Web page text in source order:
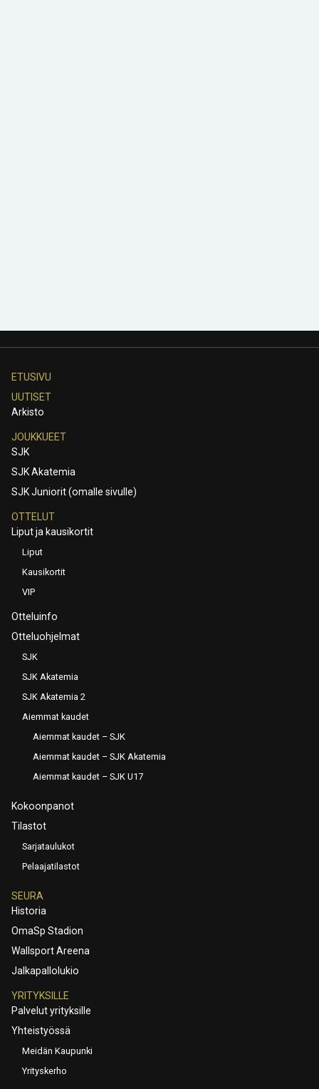
ETUSIVU
UUTISET
Arkisto
JOUKKUEET
SJK
SJK Akatemia
SJK Juniorit (omalle sivulle)
OTTELUT
Liput ja kausikortit
Liput
Kausikortit
VIP
Otteluinfo
Otteluohjelmat
SJK
SJK Akatemia
SJK Akatemia 2
Aiemmat kaudet
Aiemmat kaudet – SJK
Aiemmat kaudet – SJK Akatemia
Aiemmat kaudet – SJK U17
Kokoonpanot
Tilastot
Sarjataulukot
Pelaajatilastot
SEURA
Historia
OmaSp Stadion
Wallsport Areena
Jalkapallolukio
YRITYKSILLE
Palvelut yrityksille
Yhteistyössä
Meidän Kaupunki
Yrityskerho